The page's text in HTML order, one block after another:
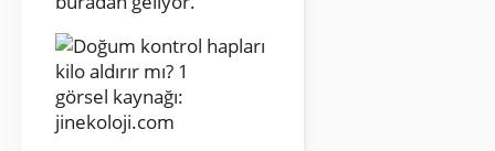
görsel kaynağı:
jinekoloji.com